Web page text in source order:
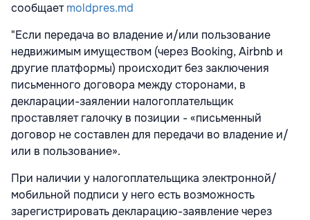
сообщаетmoldpres.md
"Если передача во владение и/или пользование
недвижимым имуществом (через Booking, Airbnb и
другие платформы) происходит без заключения
письменного договора между сторонами, в
декларации-заялении налогоплательщик
проставляет галочку в позиции - «письменный
договор не составлен для передачи во владение и/
или в пользование».
При наличии у налогоплательщика электронной/
мобильной подписи у него есть возможность
зарегистрировать декларацию-заявление через